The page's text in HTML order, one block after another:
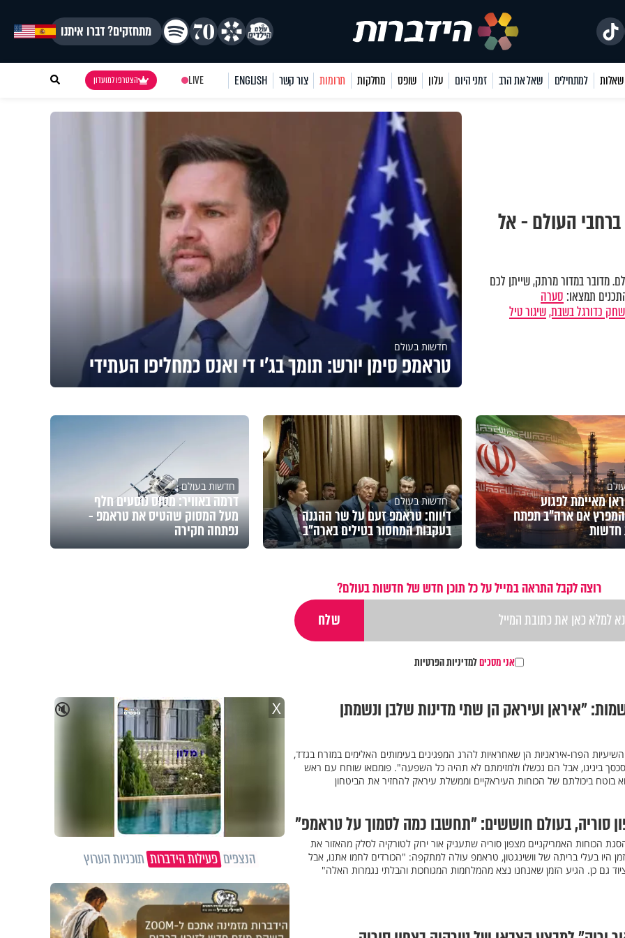
מתחזקים? דברו איתנו
למתחילים שאל את הרב זמני היום עלון שופס מחלקות תרומות צור קשר ENGLISH
LIVE הצטרפו למועדון
העולם - אל
מדובר במדור מרתק, שייתן לכם
תמצאו: סערה
כדורגל בשבת,שיגור טיל
חדשות בעולם
טראמפ סימן יורש: תומך בג'י די ואנס כמחליפו העתידי
מאיימת לפגוע
המפרץ אם ארה"ב תפתח
חדשות
חדשות בעולם
דיווח: טראמפ זעם על שר ההגנה
בעקבות המחסור בטילים בארה"ב
חדשות בעולם
דרמה באוויר: מטוס נוסעים חלף
מעל המסוק שהטיס את טראמפ -
נפתחה חקירה
רוצה לקבל התראה במייל על כל תוכן חדש של חדשות בעולם?
אני מסכיםלמדיניות הפרטיות
"איראן ועיראק הן שתי מדינות שלבן ונשמתן
הפרו-איראניות הן שאחראיות להרג המפגינים בעימותים האלימים במזרח בגדד,
בינינו, אבל הם נכשלו ולמזימתם לא תהיה כל השפעה". פומםאו שוחח עם ראש
בוטח ביכולתם של הכוחות העיראקיים וממשלת עיראק להחזיר את הביטחון
סוריה, בעולם חוששים: "תחשבו כמה לסמוך על טראמפ"
הכוחות האמריקניים מצפון סוריה שתעניק אור ירוק לטורקיה לסלק מהאזור את
היו בעלי בריתה של וושינגטון, טראמפ עולה למתקפה: "הכורדים לחמו אתנו, אבל
גם כן. הגיע הזמן שאנחנו נצא מהמלחמות המגוחכות והבלתי נגמרות האלה"
🔇 X
הנצפיםפעילות הידברותתוכניות הערוץ